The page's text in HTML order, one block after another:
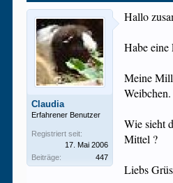
Claudia
Erfahrener Benutzer
Registriert seit:
17. Mai 2006
Beiträge:
447
Hallo
Habe eine
Meine
Weibchen.
Wie sieht
Mittel ?
Liebs